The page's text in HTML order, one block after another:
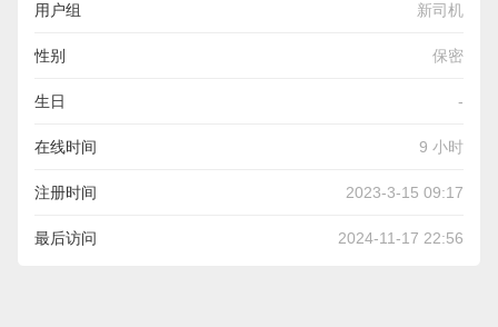
用户组 新司机
性别 保密
生日 -
在线时间 9 小时
注册时间 2023-3-15 09:17
最后访问 2024-11-17 22:56